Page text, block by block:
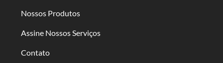
Nossos Produtos
Assine Nossos Serviços
Contato